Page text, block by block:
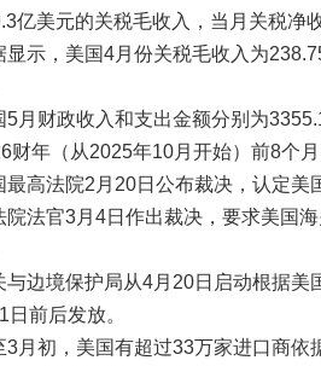
亿美元的关税毛收入，当月关税净
显示，美国4月份关税毛收入为
5月财政收入和支出金额分别为
财年（从2025年10月开始）前8个
最高法院2月20日公布裁决，认定
院法官3月4日作出裁决，要求美国
与边境保护局从4月20日启动根据
日前后发放。
3月初，美国有超过33万家进口商